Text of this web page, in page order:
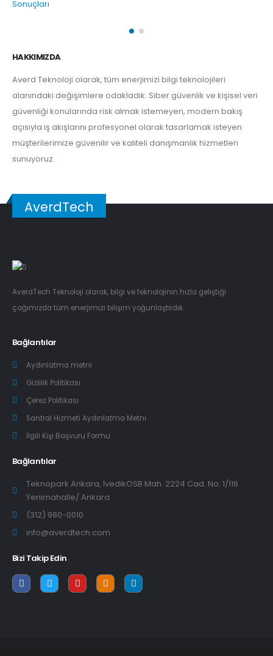
HAKKIMIZDA
Averd Teknoloji olarak, tüm enerjimizi bilgi teknolojileri
alanındaki değişimlere odakladık. Siber güvenlik ve kişisel veri
güvenliği konularında risk almak istemeyen, modern bakış
açısıyla iş akışlarını profesyonel olarak tasarlamak isteyen
müşterilerimize güvenilir ve kaliteli danışmanlık hizmetleri
sunuyoruz.
AverdTech
AverdTech Teknoloji olarak, bilgi ve teknolojinin hızla geliştiği
çağımızda tüm enerjimizi bilişim yoğunlaştırdık.
Bağlantılar
Aydınlatma metni
Gizlilik Politikası
Çerez Politikası
Santral Hizmeti Aydınlatma Metni
İlgili Kişi Başvuru Formu
Bağlantılar
Teknopark Ankara, İvedikOSB Mah. 2224 Cad. No: 1/116
Yenimahalle/ Ankara
(312) 980-0010
info@averdtech.com
Bizi Takip Edin